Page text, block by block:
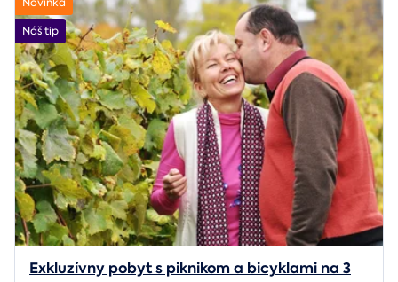
Novinka
Náš tip
Exkluzívny pobyt s piknikom a bicyklami na 3